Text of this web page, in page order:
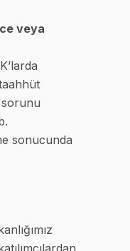
veya
sorunu
sonucunda